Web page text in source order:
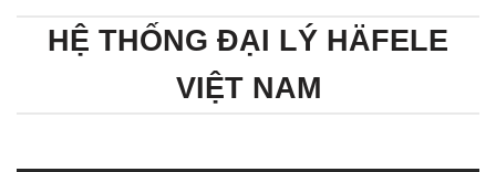
HỆ THỐNG ĐẠI LÝ HÄFELE
VIỆT NAM